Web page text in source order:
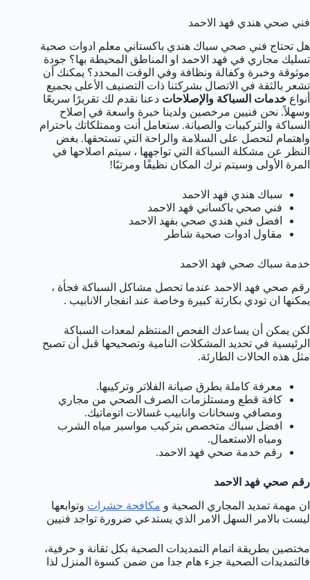
فني صحي هندي فهد الاحمد
هل تحتاج فني صحي سباك هندي باكستاني معلم ادوات صحية
تسليك مجاري في فهد الاحمد او المناطق المحيطة بها؟ جودة
موثوقة وخبرة وكفالة ونظافة وفي الوقت المحدد؟ يمكنك أن
تشعر بالثقة في الاتصال بشركتنا ذات التصنيف الأعلى بجميع
أنواع خدمات السباكة والإصلاحات دعنا نقدم لك تقريرًا سريعًا
وسهلاً. نحن فنيين مرخصين ولدينا خبرة واسعة في إصلاح
السباكة والتركيبات والصيانة. ستعامل أنت وممتلكاتك باحترام
واهتمام لتحصل على السلامة والراحة التي تستحقها. بغض
النظر عن مشكلة السباكة التي تواجهها ، سيتم اصلاحها في
المرة الأولى وسيتم ترك المكان نظيفًا ومرتبًا!
سباك هندي فهد الاحمد
فني صحي باكساني فهد الاحمد
افضل فني هندي صحي بفهد الاحمد
مقاول ادوات صحية شاطر
خدمة سباك صحي فهد الاحمد
رقم صحي فهد الاحمد عندما تحصل مشاكل السباكة فجأة ،
يمكنها ان تودي بكارثة كبيرة وخاصة عند انفجار الانابيب .
لكن يمكن أن يساعدك الفحص المنتظم لمعدات السباكة
الرئيسية في تحديد المشكلات النامية وتصحيحها قبل أن تصبح
مثل هذه الحالات الطارئة.
معرفة كاملة بطرق صيانة الفلاتر وتركيبها.
كافة قطع ومستلزمات الصرف الصحي من مجاري
ومصافي وسخانات وانابيب غسالات اتوماتيك.
افضل سباك متخصص بتركيب مواسير مياه الشرب
ومياه الاستعمال.
رقم خدمة صحي فهد الاحمد.
رقم صحي فهد الاحمد
ان مهمة تمديد المجاري الصحية و مكافحة حشرات وتوابعها
ليست بالامر السهل الامر الذي يستدعي ضرورة تواجد فنيين
مختصين بطريقة اتمام التمديدات الصحية بكل تقانة و حرفية،
فالتمديدات الصحية جزء هام جدا من ضمن كسوة المنزل لذا